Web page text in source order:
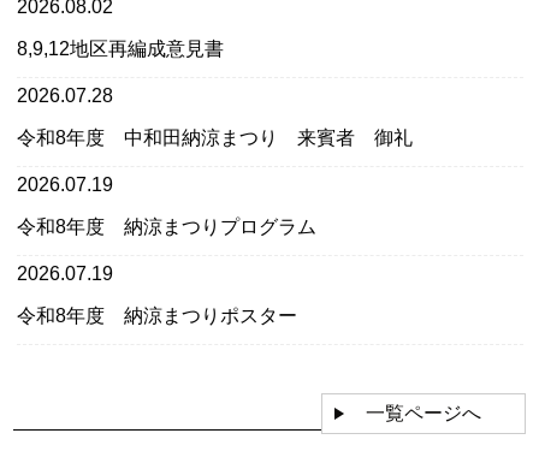
2026.08.02
8,9,12地区再編成意見書
2026.07.28
令和8年度 中和田納涼まつり 来賓者 御礼
2026.07.19
令和8年度 納涼まつりプログラム
2026.07.19
令和8年度 納涼まつりポスター
一覧ページへ